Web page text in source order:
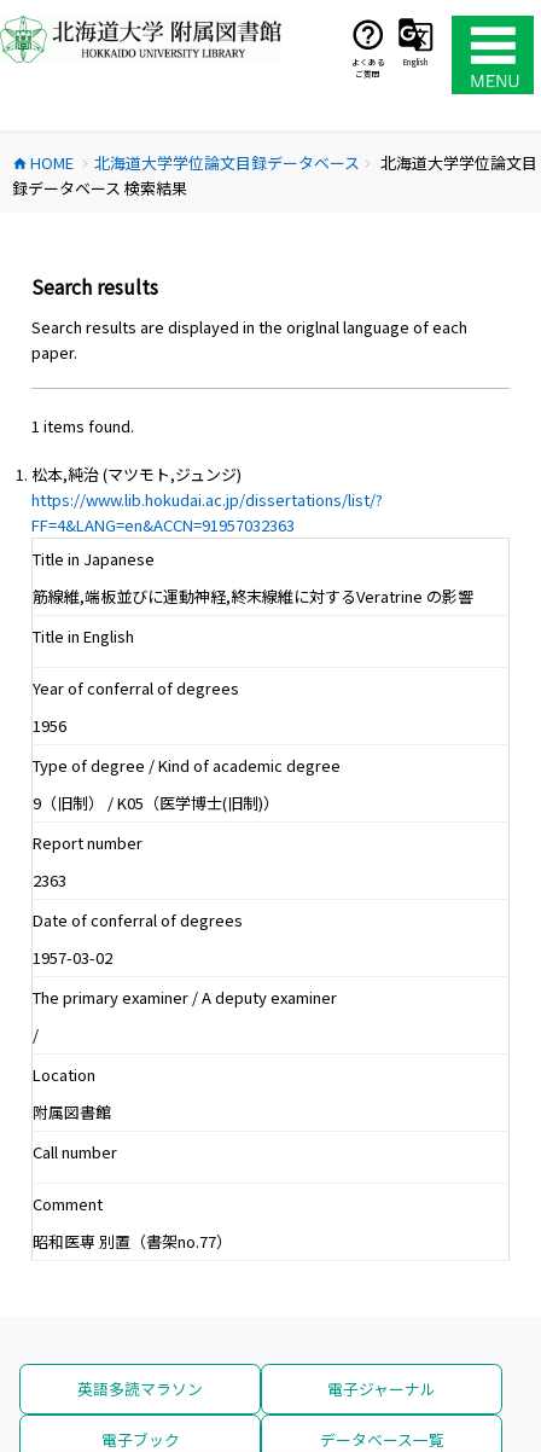
ン
テ
ス
キ
よくある
ご質問
English
home HOME chevron_right 北海道大学学位論文目録データベース chevron_right
北海道大学学位論文目
録データベース 検索結果
Search results
Search results are displayed in the origlnal language of each
paper.
1 items found.
松本,純治 (マツモト,ジュンジ)
https://www.lib.hokudai.ac.jp/dissertations/list/?
FF=4&LANG=en&ACCN=91957032363
Title in Japanese
筋線維,端板並びに運動神経,終末線維に対するVeratrine の影響
Title in English
Year of conferral of degrees
1956
Type of degree / Kind of academic degree
9（旧制） / K05（医学博士(旧制)）
Report number
2363
Date of conferral of degrees
1957-03-02
The primary examiner / A deputy examiner
/
Location
附属図書館
Call number
Comment
昭和医専 別置（書架no.77）
英語多読マラソン 電子ジャーナル
電子ブック データベース一覧